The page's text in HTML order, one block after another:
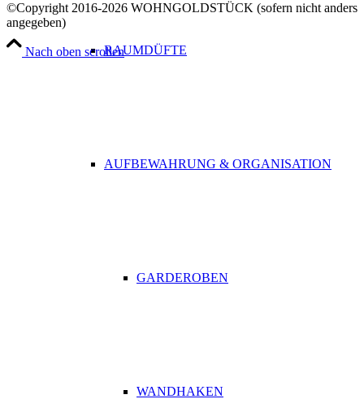
RAUMDÜFTE
AUFBEWAHRUNG & ORGANISATION
GARDEROBEN
WANDHAKEN
©Copyright 2016-2026 WOHNGOLDSTÜCK (sofern nicht anders
angegeben)
Nach oben scrollen